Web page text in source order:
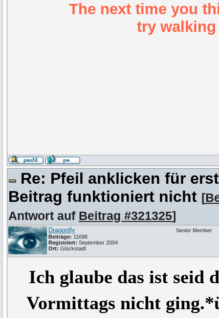
The next time you
try
Re: Pfeil anklicken für
Beitrag funktioniert nicht [
Antwort auf Beitrag #321325]
Dragonfly
Beiträge: 11698
Registriert: September 2004
Ort: Glückstadt
Senior Member
Ich glaube das ist seid
Vormittags nicht